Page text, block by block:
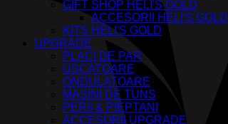
GIFT SHOP HELI'S GOLD
ACCESORII HELI'S GOLD
KITS HELI'S GOLD
UPGRADE
PLACI DE PAR
USCATOARE
ONDULATOARE
MASINI DE TUNS
PERII & PIEPTANI
ACCESORII UPGRADE